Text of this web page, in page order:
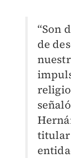
“Son
de
titular